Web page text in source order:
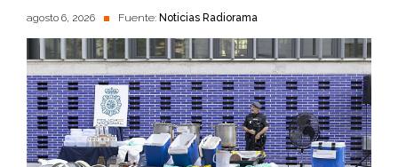
agosto 6, 2026 Fuente: Noticias Radiorama